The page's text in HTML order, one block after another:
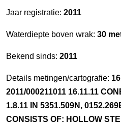
Jaar registratie: 2011
Waterdiepte boven wrak: 30
Bekend sinds: 2011
Details metingen/cartografie:
2011/000211011 16.11.11
1.8.11 IN 5351.509N,
CONSISTS OF: HOLLOW